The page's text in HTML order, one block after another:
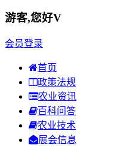
游客,您好V
会员登录
首页
政策法规
农业资讯
百科问答
农业技术
展会信息